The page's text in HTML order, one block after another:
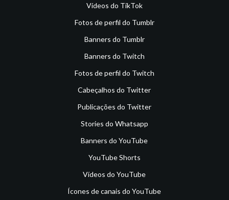
Vídeos do TikTok
Fotos de perfil do Tumblr
Banners do Tumblr
Banners do Twitch
Fotos de perfil do Twitch
Cabeçalhos do Twitter
Publicações do Twitter
Stories do Whatsapp
Banners do YouTube
YouTube Shorts
Vídeos do YouTube
Ícones de canais do YouTube